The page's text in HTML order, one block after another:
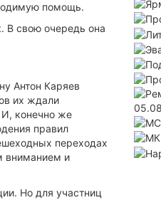
помощь.
В свою очередь она
Антон Каряев
их ждали
И, конечно же
правил
переходах
вниманием и
Но для участниц